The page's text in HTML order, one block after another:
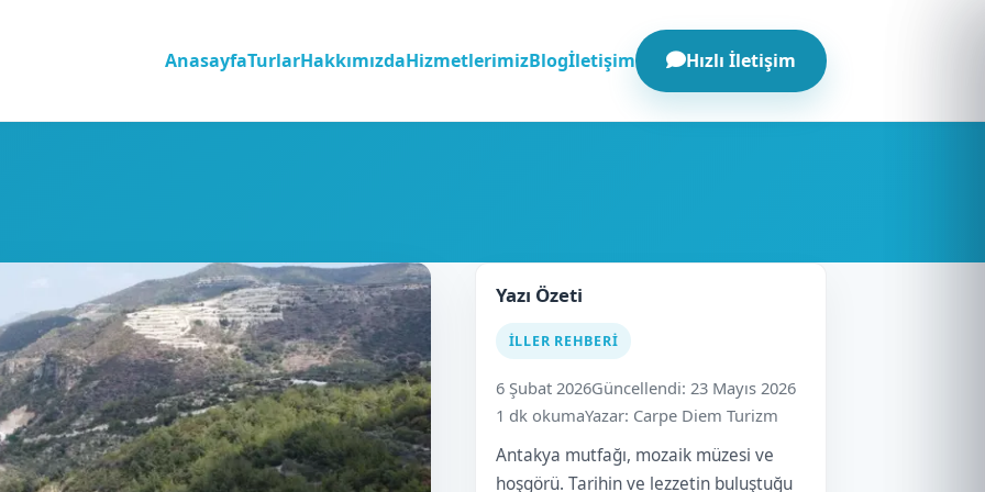
AnasayfaTurlarHakkımızdaHizmetlerimizBlogİletişim Hızlı İletişim
Yazı Özeti
İLLER REHBERI
6 Şubat 2026Güncellendi: 23 Mayıs 2026
1 dk okumaYazar: Carpe Diem Turizm
Antakya mutfağı, mozaik müzesi ve
hoşgörü. Tarihin ve lezzetin buluştuğu